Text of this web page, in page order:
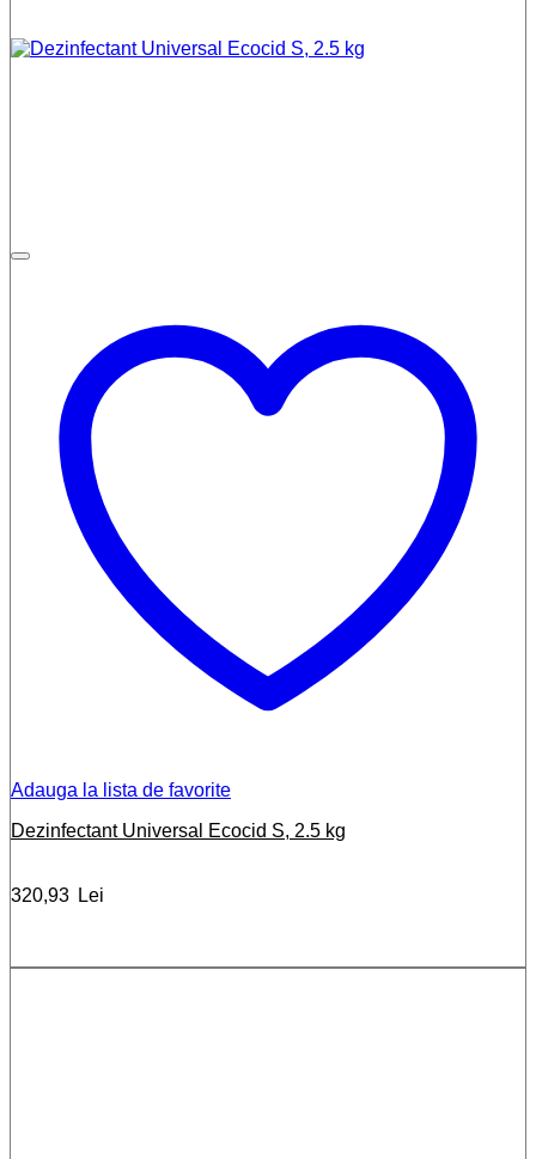
Adauga la lista de favorite
Dezinfectant Universal Ecocid S, 2.5 kg
320,93 Lei